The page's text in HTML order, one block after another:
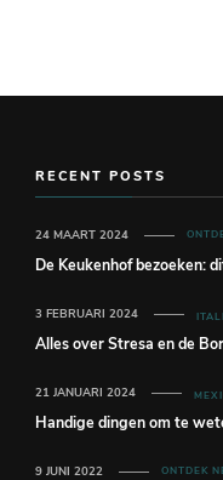
RECENT POSTS
De Keukenhof bezoeken:
24 MAART 2024
Alles over Stresa en de
3 FEBRUARI 2024
Handige dingen om te
21 JANUARI 2024
ONTDEK
9 JUNI 2022